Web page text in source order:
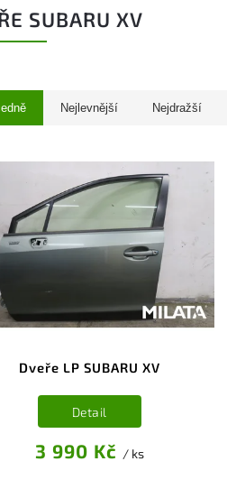
SUBARU XV
Nejlevnější Nejdražší
Dveře LP SUBARU XV
3 990 Kč / ks
Detail